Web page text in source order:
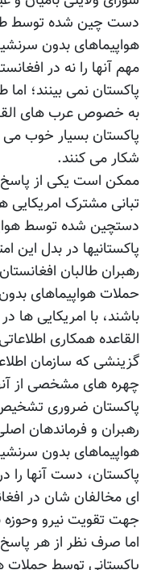
دست چین شده توسط
هواپیماهای بدون
مهم آنها را نه در
پاکستان نمی بینند؛ اما
به خصوص عرب های
پاکستان بسیار خوب می
شکار می کنند.
ممکن است یکی از پاسخ
تبانی مشترک امریکایی
دستچین شده توسط
پاکستانیها در بدل این
رهبران طالبان
حملات هواپیماهای
باشند، با امریکایی ها
القاعده همکاری
گزینشی که سازمان
چهره های مشخصی از
پاکستان ضروری
رهبران و فرماندهان
هواپیماهای بدون
پاکستان، دست آنها
ای مخالفان شان در
جهت تقویت نیرو
اما صرف نظر از هر
پاکستانی توسط حملات